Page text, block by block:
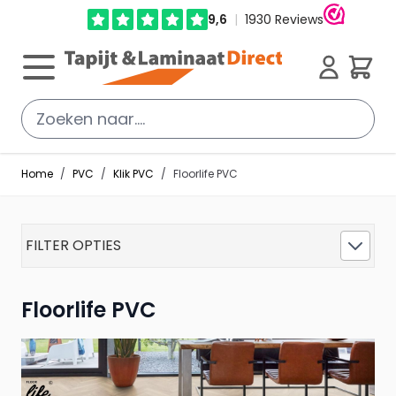
Ga direct door naar de inhoud
Cart
Home / PVC / Klik PVC / Floorlife PVC
FILTER OPTIES
Floorlife PVC